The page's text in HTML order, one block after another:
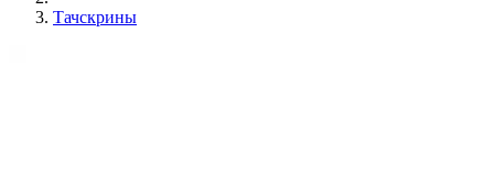
Тачскрины